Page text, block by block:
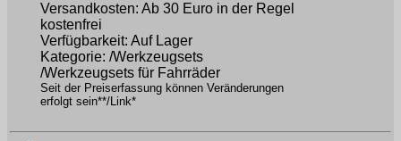
Versandkosten: Ab 30 Euro in der Regel
kostenfrei
Verfügbarkeit: Auf Lager
Kategorie: /Werkzeugsets
/Werkzeugsets für Fahrräder
Seit der Preiserfassung können Veränderungen
erfolgt sein**/Link*